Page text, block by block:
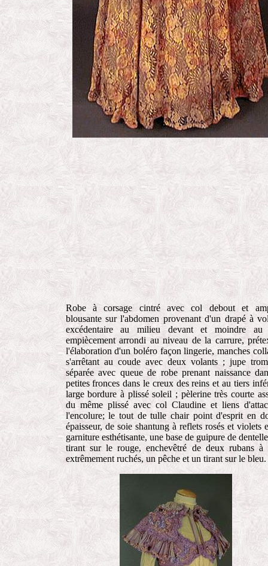
Robe à corsage cintré avec col debout et
blousante sur l'abdomen provenant d'un drapé à
excédentaire au milieu devant et moindre au
empiècement arrondi au niveau de la carrure,
l'élaboration d'un boléro façon lingerie, manches
s'arrêtant au coude avec deux volants ; jupe
séparée avec queue de robe prenant naissance
petites fronces dans le creux des reins et au tiers
large bordure à plissé soleil ; pèlerine très courte
du même plissé avec col Claudine et liens
l'encolure; le tout de tulle chair point d'esprit en
épaisseur, de soie shantung à reflets rosés et violets
garniture esthétisante, une base de guipure de
tirant sur le rouge, enchevêtré de deux rubans à
extrêmement ruchés, un pêche et un tirant sur le bleu.